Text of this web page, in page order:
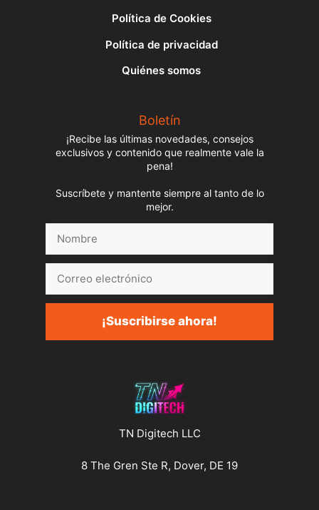
Política de Cookies
Política de privacidad
Quiénes somos
Boletín
¡Recibe las últimas novedades, consejos
exclusivos y contenido que realmente vale la
pena!
Suscríbete y mantente siempre al tanto de lo
mejor.
electrónico
¡Suscribirse ahora!
TN Digitech LLC
8 The Gren Ste R, Dover, DE 19